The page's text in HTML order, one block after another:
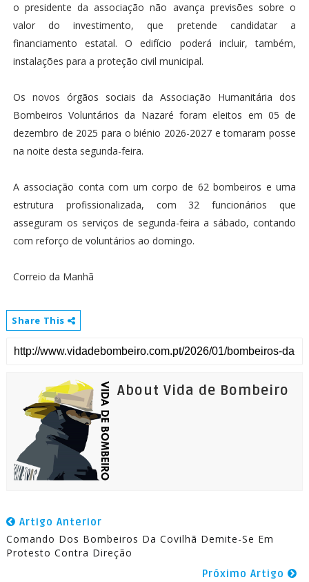
o presidente da associação não avança previsões sobre o
valor do investimento, que pretende candidatar a
financiamento estatal. O edifício poderá incluir, também,
instalações para a proteção civil municipal.
Os novos órgãos sociais da Associação Humanitária dos
Bombeiros Voluntários da Nazaré foram eleitos em 05 de
dezembro de 2025 para o biénio 2026-2027 e tomaram posse
na noite desta segunda-feira.
A associação conta com um corpo de 62 bombeiros e uma
estrutura profissionalizada, com 32 funcionários que
asseguram os serviços de segunda-feira a sábado, contando
com reforço de voluntários ao domingo.
Correio da Manhã
Share This
About Vida de Bombeiro
Artigo Anterior
Comando Dos Bombeiros Da Covilhã Demite-Se Em
Protesto Contra Direção
Próximo Artigo